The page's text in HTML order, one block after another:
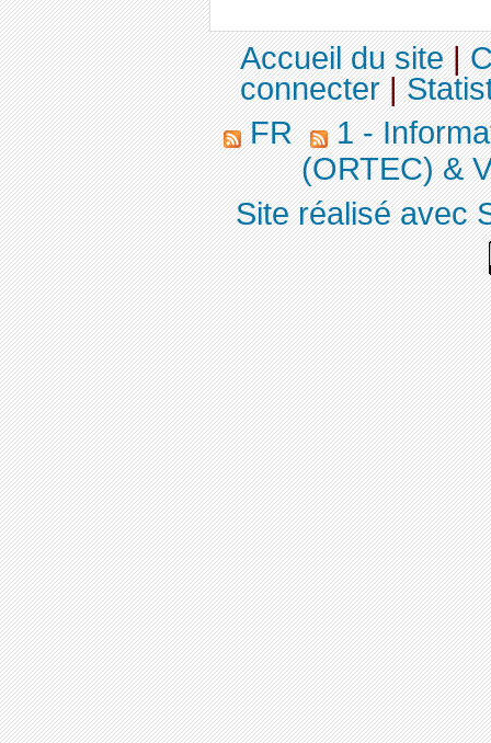
Accueil du site|
connecter|
FR
1 -
(ORTEC) &
Site réalisé avec